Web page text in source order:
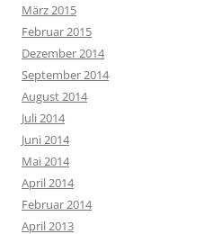
März 2015
Februar 2015
Dezember 2014
September 2014
August 2014
Juli 2014
Juni 2014
Mai 2014
April 2014
Februar 2014
April 2013